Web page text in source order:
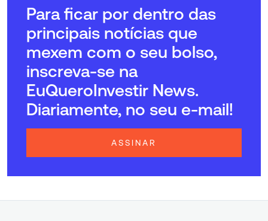
Para ficar por dentro das
principais notícias que
mexem com o seu bolso,
inscreva-se na
EuQueroInvestir News.
Diariamente, no seu e-mail!
ASSINAR